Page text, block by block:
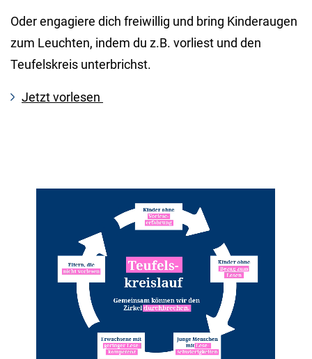
Oder engagiere dich freiwillig und bring Kinderaugen
zum Leuchten, indem du z.B. vorliest und den
Teufelskreis unterbrichst.
Jetzt vorlesen